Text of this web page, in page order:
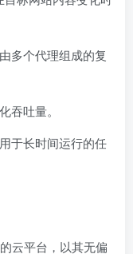
多个代理组成的复
吞吐量。
于长时间运行的任
云平台，以其无偏